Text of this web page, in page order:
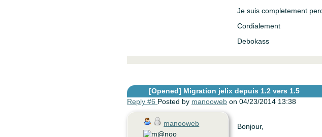
Je suis completement
Cordialement
Debokass
[Opened] Migration jelix depuis 1.2 vers 1.5
Reply #6 Posted by manooweb on 04/23/2014 13:38
manooweb
Bonjour,